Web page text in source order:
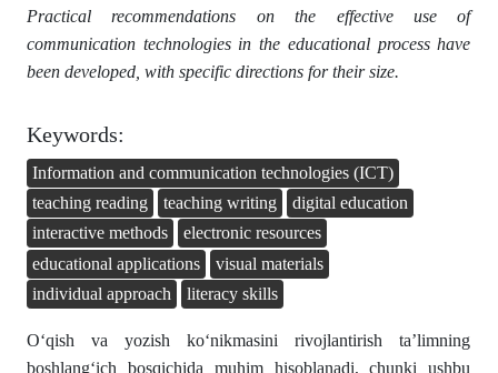
Practical recommendations on the effective use of
communication technologies in the educational process have
been developed, with specific directions for their size.
Keywords:
Information and communication technologies (ICT)
teaching reading
teaching writing
digital education
interactive methods
electronic resources
educational applications
visual materials
individual approach
literacy skills
Oʻqish va yozish ko‘nikmasini rivojlantirish ta’limning
boshlangʻich bosqichida muhim hisoblanadi, chunki ushbu